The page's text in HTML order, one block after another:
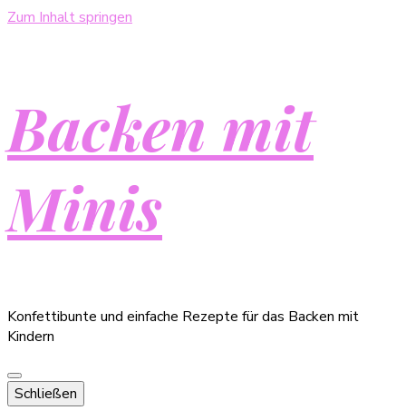
Zum Inhalt springen
Backen mit
Minis
Konfettibunte und einfache Rezepte für das Backen mit
Kindern
Schließen